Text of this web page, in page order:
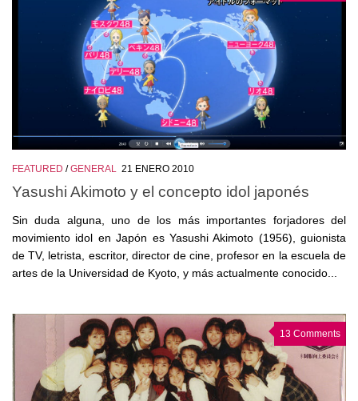
FEATURED /GENERAL 21 ENERO 2010
Yasushi Akimoto y el concepto idol japonés
Sin duda alguna, uno de los más importantes forjadores del
movimiento idol en Japón es Yasushi Akimoto (1956), guionista
de TV, letrista, escritor, director de cine, profesor en la escuela de
artes de la Universidad de Kyoto, y más actualmente conocido...
13 Comments